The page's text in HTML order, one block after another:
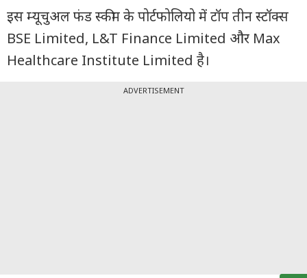
वीडियो
ट्रेंडिंग
बिजनेस
इस म्यूचुअल फंड स्कीम के पोर्टफोलियो में टॉप तीन स्टॉक्स
BSE Limited, L&T Finance Limited और Max
Healthcare Institute Limited है।
ADVERTISEMENT